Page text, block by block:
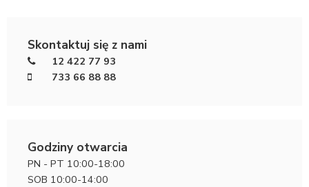
Skontaktuj się z nami
12 422 77 93
733 66 88 88
Godziny otwarcia
PN - PT 10:00-18:00
SOB 10:00-14:00